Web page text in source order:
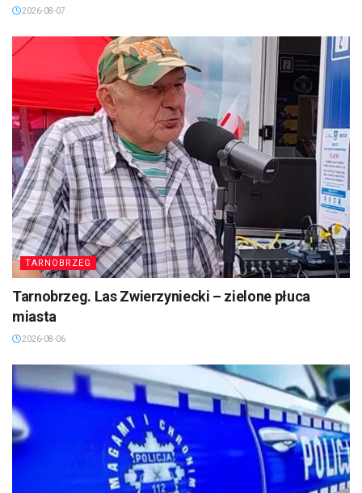
2026-08-07
TARNOBRZEG
Tarnobrzeg. Las Zwierzyniecki – zielone płuca
miasta
2026-08-06